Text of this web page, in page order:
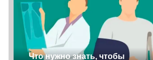
Что нужно знать, чтобы